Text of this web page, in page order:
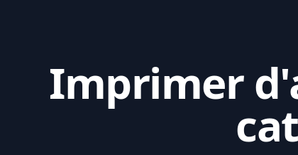
Imprimer